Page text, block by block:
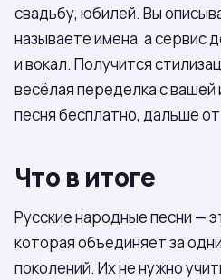
свадьбу, юбилей. Вы
называете имена, а сервис
и вокал. Получится
весёлая переделка с
песня бесплатно, дальше от
Что в итоге
Русские народные песни —
которая объединяет за
поколений. Их не нужно